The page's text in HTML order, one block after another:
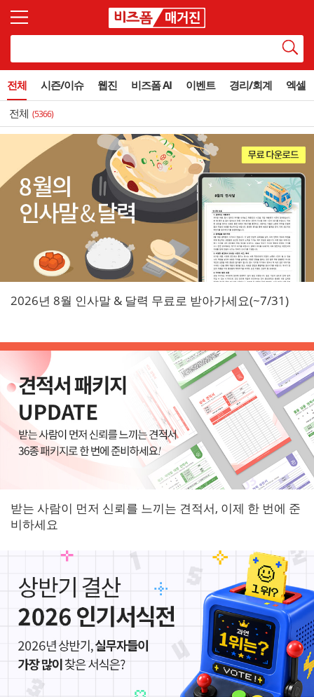
전체 시즌/이슈 웹진 비즈폼 AI 이벤트 경리/회계 엑셀
전체 (5366)
2026년 8월 인사말 & 달력 무료로 받아가세요(~7/31)
받는 사람이 먼저 신뢰를 느끼는 견적서, 이제 한 번에 준
비하세요